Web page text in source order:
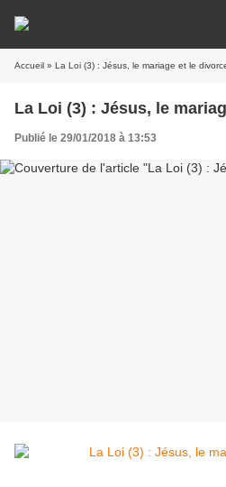
Accueil » La Loi (3) : Jésus, le mariage et le
La Loi (3) : Jésus, le
Publié le 29/01/2018 à 13:53